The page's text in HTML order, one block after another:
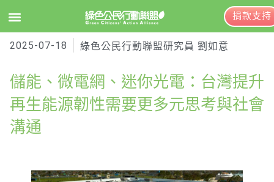
關於綠盟
綠盟簡介
綠盟團隊
EN 訂閱電子報
捐款支持
2025-07-18 綠色公民行動聯盟研究員 劉如意
儲能、微電網、迷你光電：台灣提升
再生能源韌性需要更多元思考與社會
溝通